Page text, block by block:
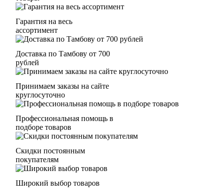
Гарантия на весь
ассортимент
Доставка по Тамбову от 700
рублей
Принимаем заказы на сайте
круглосуточно
Профессиональная помощь в
подборе товаров
Скидки постоянным
покупателям
Широкий выбор товаров